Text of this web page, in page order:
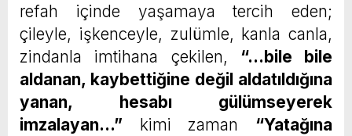
refah içinde yaşamaya tercih eden;
çileyle, işkenceyle, zulümle, kanla canla,
zindanla imtihana çekilen, “…bile bile
aldanan, kaybettiğine değil aldatıldığına
yanan, hesabı gülümseyerek
imzalayan…” kimi zaman “Yatağına